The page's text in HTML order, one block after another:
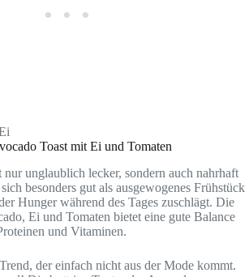
Toast mit Ei und Tomaten
nur unglaublich lecker, sondern auch nahrhaft
besonders gut als ausgewogenes Frühstück
Hunger während des Tages zuschlägt. Die
Ei und Tomaten bietet eine gute Balance
und Vitaminen.
der einfach nicht aus der Mode kommt.